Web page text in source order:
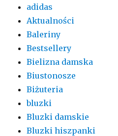
adidas
Aktualności
Baleriny
Bestsellery
Bielizna damska
Biustonosze
Biżuteria
bluzki
Bluzki damskie
Bluzki hiszpanki